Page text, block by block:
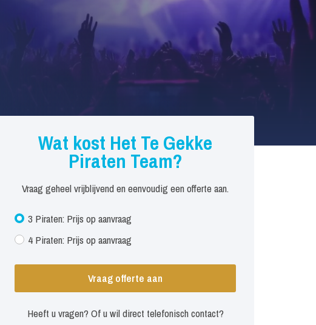
Wat kost Het Te Gekke
Piraten Team?
Vraag geheel vrijblijvend en eenvoudig een offerte aan.
3 Piraten: Prijs op aanvraag
4 Piraten: Prijs op aanvraag
Vraag offerte aan
Heeft u vragen? Of u wil direct telefonisch contact?